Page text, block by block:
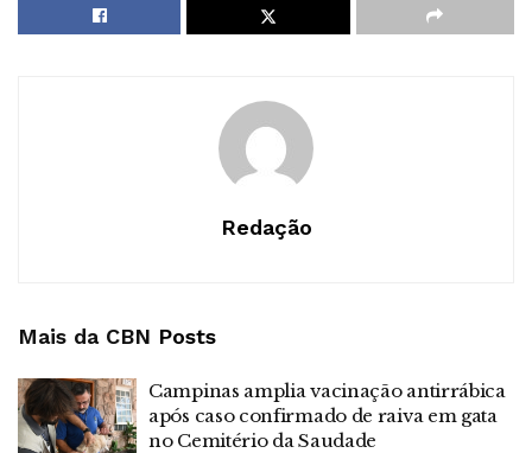
Redação
Mais da CBN Posts
Campinas amplia vacinação antirrábica
após caso confirmado de raiva em gata
no Cemitério da Saudade